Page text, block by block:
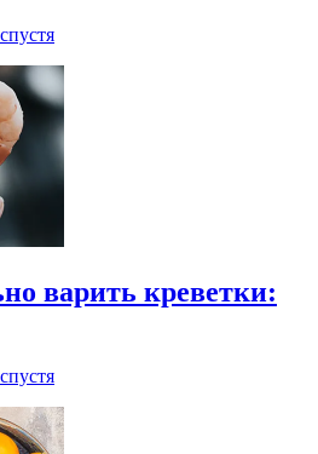
варить креветки: